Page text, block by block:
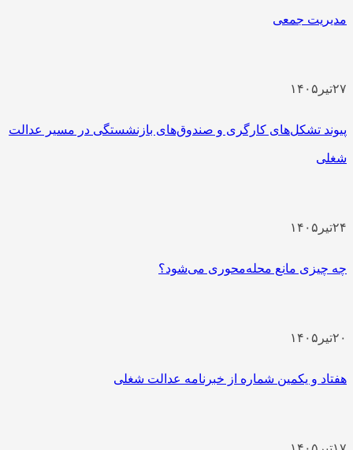
مدیریت جمعی
۲۷تیر ۱۴۰۵
پیوند تشکل‌های کارگری و صندوق‌های بازنشستگی در مسیر عدالت
شغلی
۲۴تیر ۱۴۰۵
چه چیزی مانع محله‌محوری می‌شود؟
۲۰تیر ۱۴۰۵
هفتاد و یکمین شماره از خبرنامه عدالت شغلی